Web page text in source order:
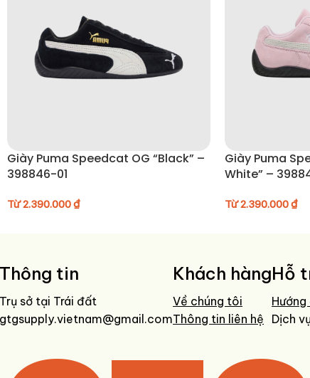
HƯỚNG DẪN BẢO QUẢN GIÀY
• Lau nhẹ bằng khăn ẩm sau khi sử dụng
• Không giặt nước để bảo vệ form và chất liệu da lộn
Giày Puma Speedcat OG “Black” –
398846-01
Từ2.390.000₫
Giày Puma
White” –
Từ2.390.000₫
Thông tin
Trụ sở tại Trái đất
gtgsupply.vietnam@gmail.com
Khách hàng
Về chúng tôi
Thông tin liên hệ
Hỗ
Dịch